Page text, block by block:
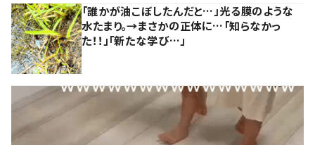
「誰かが油こぼしたんだと…」光る膜のような
水たまり。→まさかの正体に…「知らなかっ
た！！」「新たな学び…」